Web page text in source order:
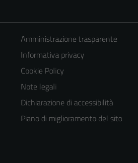
Amministrazione trasparente
Informativa privacy
Cookie Policy
Note legali
Dichiarazione di accessibilità
Piano di miglioramento del sito
Tecnici
Questi cookie